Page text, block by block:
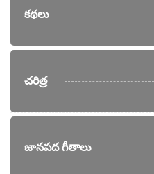
కథలు
చరిత్ర
జానపద గీతాలు